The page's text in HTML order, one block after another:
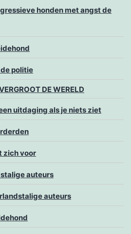
honden met angst de
politie
DE WERELD
uitdaging als je niets ziet
zich voor
auteurs
auteurs